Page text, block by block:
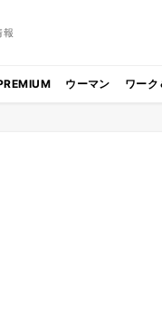
報
ウーマン ワーク